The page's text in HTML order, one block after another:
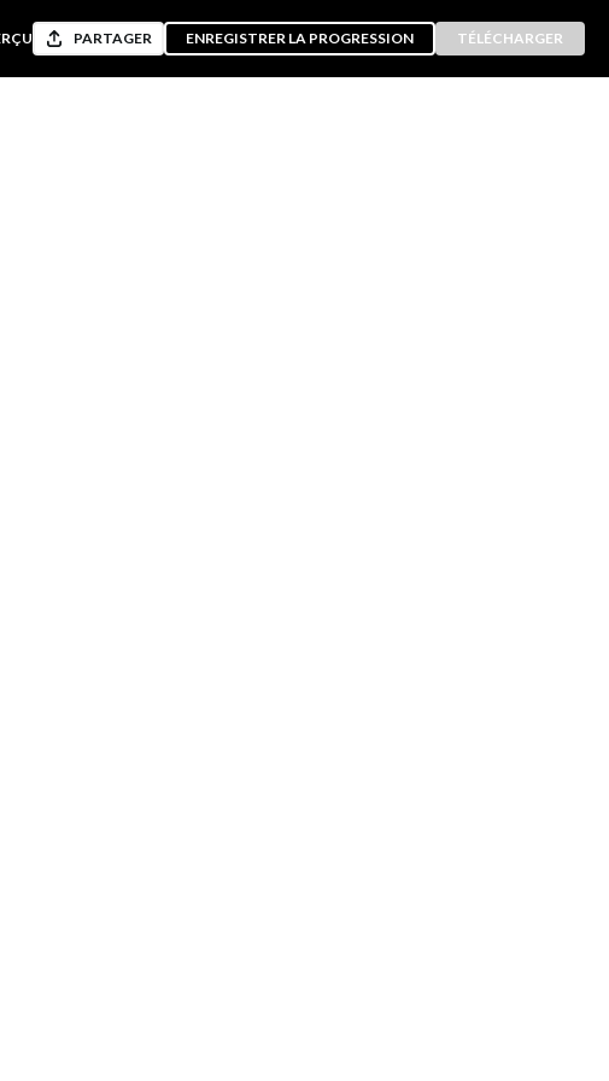
PARTAGER ENREGISTRER LA PROGRESSION TÉLÉCHARGER